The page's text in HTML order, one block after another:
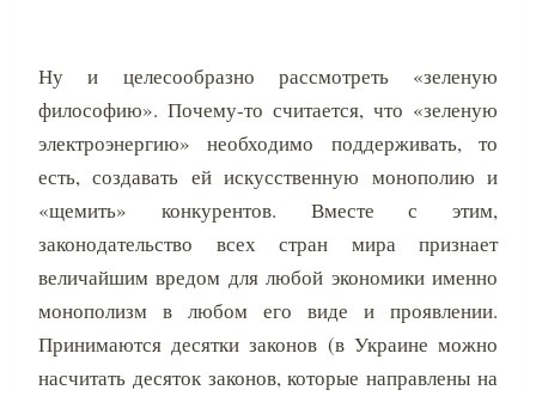
Ну и целесообразно рассмотреть «зеленую
философию». Почему-то считается, что «зеленую
электроэнергию» необходимо поддерживать, то
есть, создавать ей искусственную монополию и
«щемить» конкурентов. Вместе с этим,
законодательство всех стран мира признает
величайшим вредом для любой экономики именно
монополизм в любом его виде и проявлении.
Принимаются десятки законов (в Украине можно
насчитать десяток законов, которые направлены на